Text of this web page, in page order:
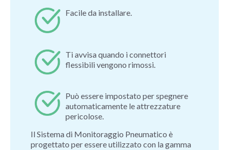
Facile da installare.
Ti avvisa quando i connettori
flessibili vengono rimossi.
Può essere impostato per spegnere
automaticamente le attrezzature
pericolose.
Il Sistema di Monitoraggio Pneumatico è
progettato per essere utilizzato con la gamma